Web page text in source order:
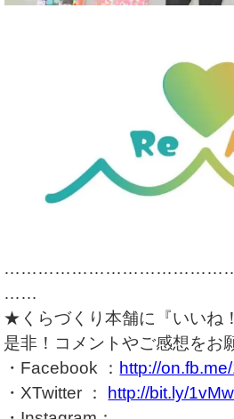
……
★くらづくり本舗に『いいね
是非！コメントやご感想をお
・Facebook ： http://
・XTwitter ： http://bit.ly/